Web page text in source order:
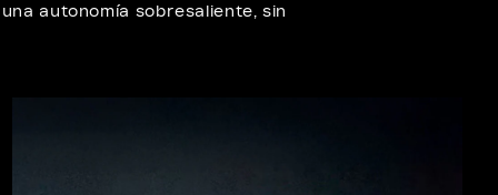
autonomía sobresaliente, sin